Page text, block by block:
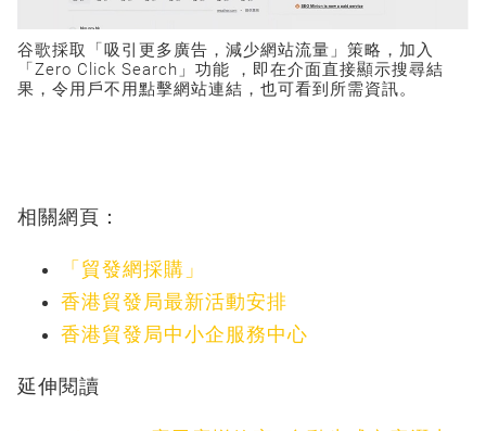
谷歌採取「吸引更多廣告，減少網站流量」策略，加入
「Zero Click Search」功能 ，即在介面直接顯示搜尋結
果，令用戶不用點擊網站連結，也可看到所需資訊。
相關網頁：
「貿發網採購」
香港貿發局最新活動安排
香港貿發局中小企服務中心
延伸閱讀